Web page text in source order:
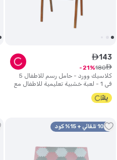
كلاسيك وورد - حامل رسم للاطفال 5
في 1 - لعبة خشبية تعليمية للاطفال مع
حاويات طلاء
ê143
ê
180
21
10% تلقائي + 15% كود